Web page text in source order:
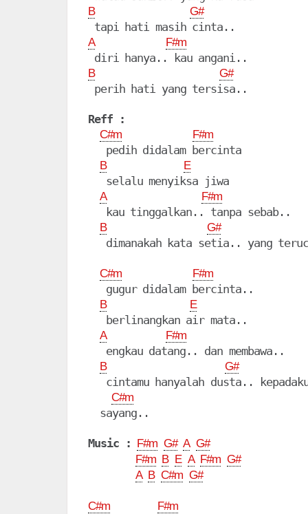
B G#
A F#m
B G#
perih hati yang tersisa..
Reff :
C#m F#m
   pedih didalam bercinta
B E
   selalu menyiksa jiwa
A F#m
   kau tinggalkan.. tanpa sebab..
B G#
dimanakah kata setia.. yang
C#m F#m
   gugur didalam bercinta..
B E
   berlinangkan air mata..
A F#m
   engkau datang.. dan membawa..
B G#
cintamu hanyalah dusta..
C#m
  sayang..
Music : F#m G# A G#
F#m B E A F#m G#
A B C#m G#
C#m F#m